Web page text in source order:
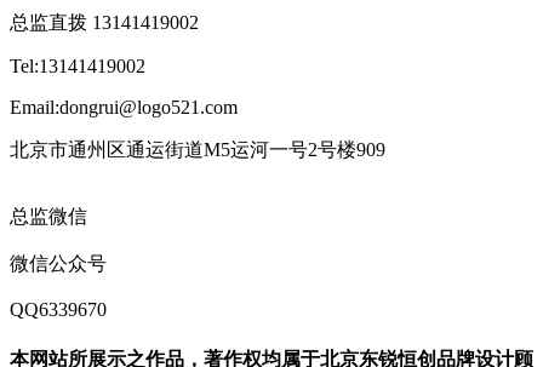
总监直拨 13141419002
Tel:13141419002
Email:dongrui@logo521.com
北京市通州区通运街道M5运河一号2号楼909
总监微信
微信公众号
QQ6339670
本网站所展示之作品，著作权均属于北京东锐恒创品牌设计顾